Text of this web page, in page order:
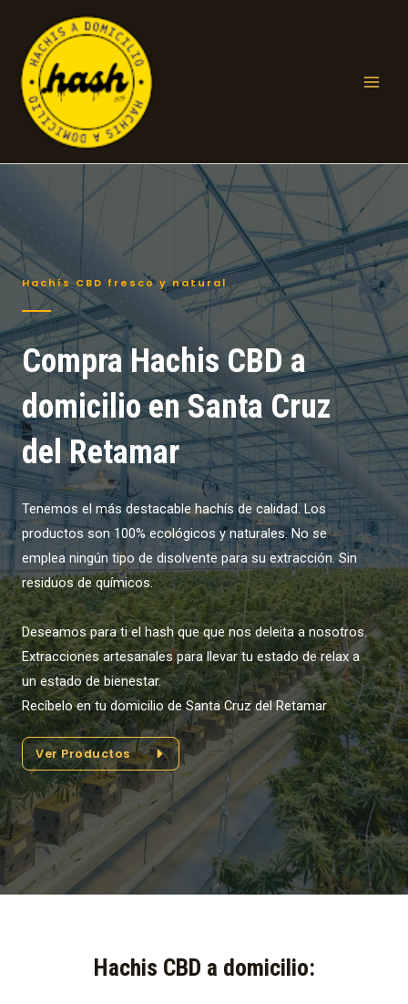
contenido
Hachís CBD fresco y natural
Compra Hachis CBD a
domicilio en Santa Cruz
del Retamar
Tenemos el más destacable hachís de calidad. Los
productos son 100% ecológicos y naturales. No se
emplea ningún tipo de disolvente para su extracción. Sin
residuos de químicos.
Deseamos para ti el hash que que nos deleita a nosotros.
Extracciones artesanales para llevar tu estado de relax a
un estado de bienestar.
Recíbelo en tu domicilio de Santa Cruz del Retamar
Ver Productos
Hachis CBD a domicilio:​